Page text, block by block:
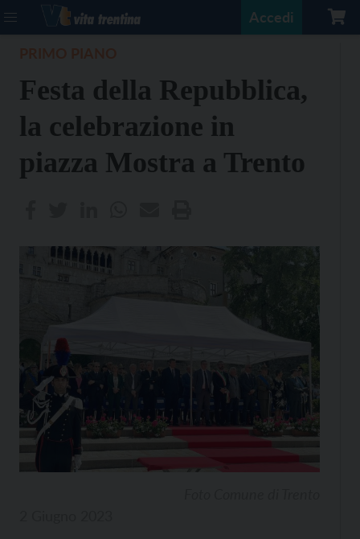
Accedi
Festa della Repubblica,
la celebrazione in
piazza Mostra a Trento